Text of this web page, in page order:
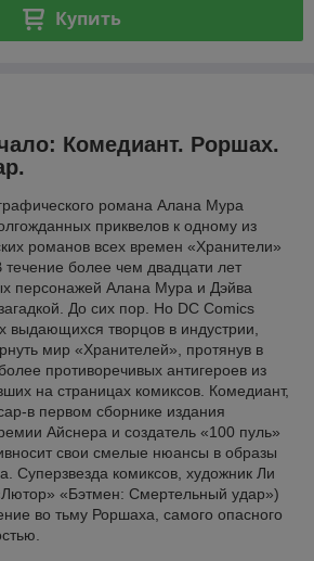
Купить
Комедиант. Роршах.
романа Алана Мура
приквелов к одному из
романов всех времен «Хранители»
более чем двадцати лет
персонажей Алана Мура и Дэйва
До сих пор. Но DC Comics
выдающихся творцов в индустрии,
мир «Хранителей», протянув в
противоречивых антигероев из
на страницах комиксов. Комедиант,
в первом сборнике издания
Айснера и создатель «100 пуль»
свои смелые нюансы в образы
Суперзвезда комиксов, художник Ли
«Бэтмен: Смертельный удар»)
во тьму Роршаха, самого опасного